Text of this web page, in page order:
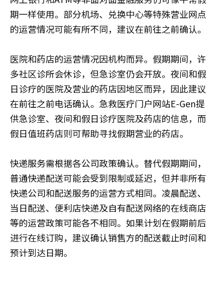
期一样使用。部分机场、兑换中心等特殊营业网点
的运营情况可能有所不同，建议在前往之前确认。
医院和药店的运营情况因机构而异。假期期间，许
多社区诊所会休诊，但急诊室仍会开放。夜间和假
日诊疗的医院及营业的药店因地区而异，因此建议
在前往之前电话确认。急救医疗门户网站E-Gen提
供急诊室、夜间和假日诊疗医院及药店的信息，而
假日值班药店则可帮助寻找假期营业的药店。
快递服务需根据各公司政策确认。替代假期期间，
普通快递配送可能会受到限制或延迟，但并非所有
快递公司和配送服务的运营方式相同。凌晨配送、
当日配送、便利店快递及自有配送网络的在线商店
等的运营政策可能各不相同。如果计划在假期前后
进行在线订购，建议确认销售方的配送截止时间和
预计到达日期。